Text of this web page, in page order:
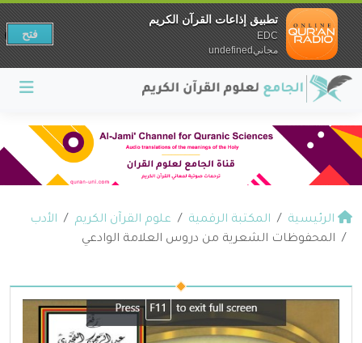
الرئيسية المكتبة الرقمية علوم القرآن الكريم
الأدب
المحفوظات الشعرية من دروس العلامة الوادعي
تطبيق إذاعات القرآن الكريم
EDC
مجانيundefined
فتح